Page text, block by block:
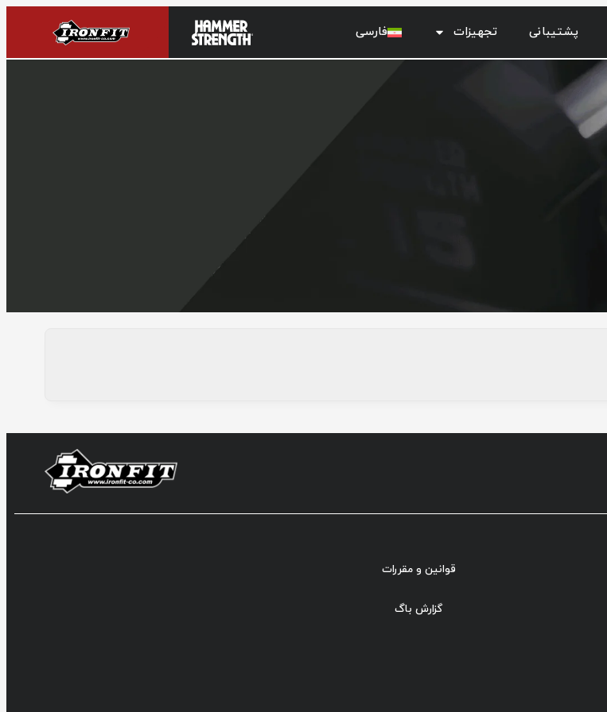
پشتیبانی تجهیزات فارسی
قوانین و مقررات
گزارش باگ